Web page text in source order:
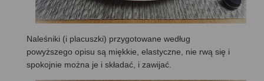
Naleśniki (i placuszki) przygotowane według
powyższego opisu są miękkie, elastyczne, nie rwą się i
spokojnie można je i składać, i zawijać.